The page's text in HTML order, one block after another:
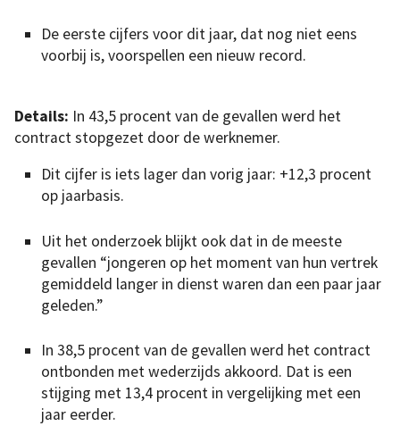
De eerste cijfers voor dit jaar, dat nog niet eens
voorbij is, voorspellen een nieuw record.
Details: In 43,5 procent van de gevallen werd het
contract stopgezet door de werknemer.
Dit cijfer is iets lager dan vorig jaar: +12,3 procent
op jaarbasis.
Uit het onderzoek blijkt ook dat in de meeste
gevallen “jongeren op het moment van hun vertrek
gemiddeld langer in dienst waren dan een paar jaar
geleden.”
In 38,5 procent van de gevallen werd het contract
ontbonden met wederzijds akkoord. Dat is een
stijging met 13,4 procent in vergelijking met een
jaar eerder.